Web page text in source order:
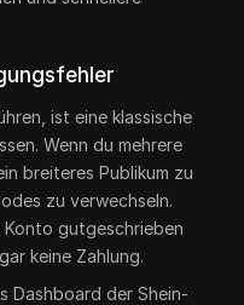
ist eine klassische
Wenn du mehrere
breiteres Publikum zu
zu verwechseln.
gutgeschrieben
keine Zahlung.
Dashboard der Shein-